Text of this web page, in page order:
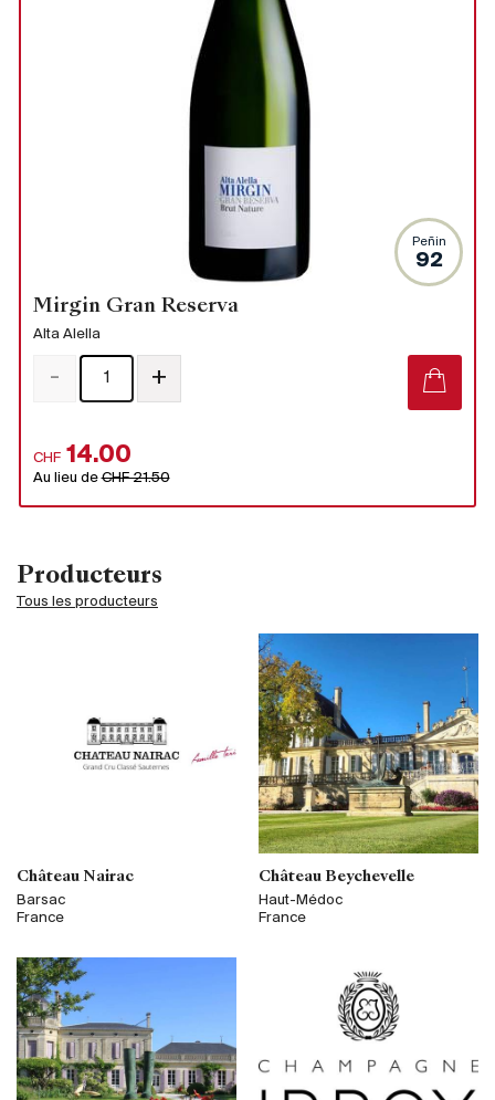
Producteurs
Tous les producteurs
Château Nairac
Barsac
France
Château Beychevelle
Haut-Médoc
France
Peñin
92
Mirgin Gran Reserva
Alta Alella
CHF 14.00
Au lieu deCHF 21.50
- +